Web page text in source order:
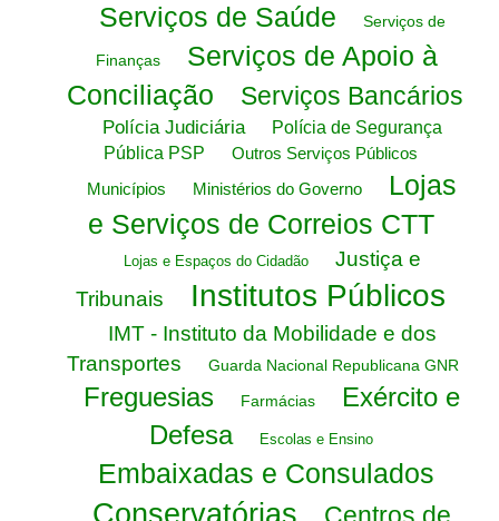
Serviços de Saúde Serviços de
Finanças
Serviços de Apoio à
Conciliação
Serviços Bancários
Polícia Judiciária
Polícia de Segurança
Pública PSP
Outros Serviços Públicos
Municípios
Ministérios do Governo
Lojas
e Serviços de Correios CTT
Lojas e Espaços do Cidadão
Justiça e
Tribunais
Institutos Públicos
IMT - Instituto da Mobilidade e dos
Transportes
Guarda Nacional Republicana GNR
Freguesias Farmácias
Exército e
Defesa
Escolas e Ensino
Embaixadas e Consulados
Conservatórias